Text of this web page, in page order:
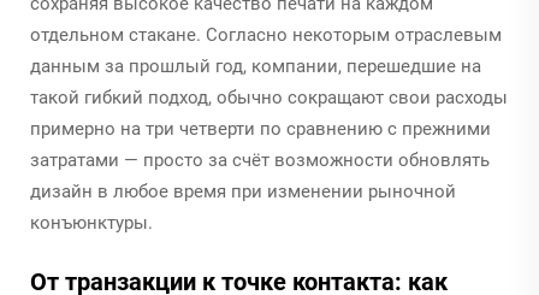
отдельном стакане. Согласно некоторым отраслевым
данным за прошлый год, компании, перешедшие на
такой гибкий подход, обычно сокращают свои расходы
примерно на три четверти по сравнению с прежними
затратами — просто за счёт возможности обновлять
дизайн в любое время при изменении рыночной
конъюнктуры.
От транзакции к точке контакта: как